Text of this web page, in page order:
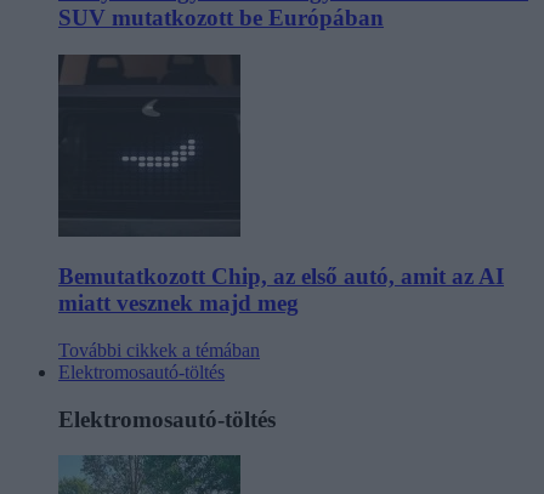
SUV mutatkozott be Európában
Bemutatkozott Chip, az első autó, amit az AI
miatt vesznek majd meg
További cikkek a témában
Elektromosautó-töltés
Elektromosautó-töltés